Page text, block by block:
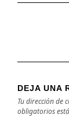
DEJA UNA
Tu dirección de
obligatorios